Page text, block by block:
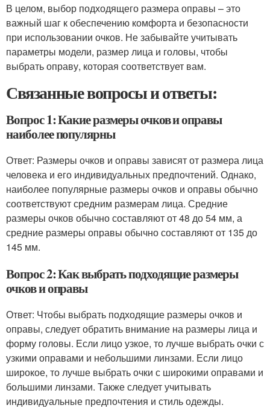
В целом, выбор подходящего размера оправы – это
важный шаг к обеспечению комфорта и безопасности
при использовании очков. Не забывайте учитывать
параметры модели, размер лица и головы, чтобы
выбрать оправу, которая соответствует вам.
Связанные вопросы и ответы:
Вопрос 1: Какие размеры очков и оправы
наиболее популярны
Ответ: Размеры очков и оправы зависят от размера лица
человека и его индивидуальных предпочтений. Однако,
наиболее популярные размеры очков и оправы обычно
соответствуют средним размерам лица. Средние
размеры очков обычно составляют от 48 до 54 мм, а
средние размеры оправы обычно составляют от 135 до
145 мм.
Вопрос 2: Как выбрать подходящие размеры
очков и оправы
Ответ: Чтобы выбрать подходящие размеры очков и
оправы, следует обратить внимание на размеры лица и
форму головы. Если лицо узкое, то лучше выбрать очки с
узкими оправами и небольшими линзами. Если лицо
широкое, то лучше выбрать очки с широкими оправами и
большими линзами. Также следует учитывать
индивидуальные предпочтения и стиль одежды.